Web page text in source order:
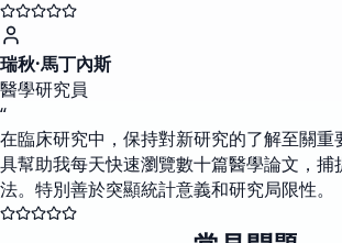
瑞秋·馬丁內斯
醫學研究員
“
在臨床研究中，保持對新研究的了解至關重
具幫助我每天快速瀏覽數十篇醫學論文，捕
法。特別善於突顯統計意義和研究局限性。